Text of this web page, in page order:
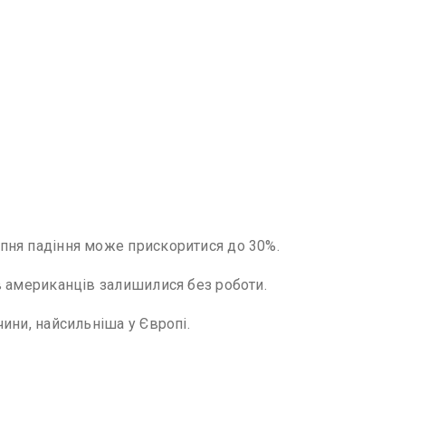
падіння може прискоритися до 30%.
американців залишилися без роботи.
найсильніша у Європі.